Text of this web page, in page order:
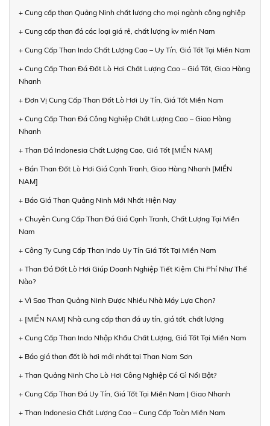
+ Cung cấp than Quảng Ninh chất lượng cho mọi ngành công nghiệp
+ Cung cấp than đá các loại giá rẻ, chất lượng kv miền Nam
+ Cung Cấp Than Indo Chất Lượng Cao – Uy Tín, Giá Tốt Tại Miền Nam
+ Cung Cấp Than Đá Đốt Lò Hơi Chất Lượng Cao – Giá Tốt, Giao Hàng
Nhanh
+ Đơn Vị Cung Cấp Than Đốt Lò Hơi Uy Tín, Giá Tốt Miền Nam
+ Cung Cấp Than Đá Công Nghiệp Chất Lượng Cao – Giao Hàng
Nhanh
+ Than Đá Indonesia Chất Lượng Cao, Giá Tốt [MIỀN NAM]
+ Bán Than Đốt Lò Hơi Giá Cạnh Tranh, Giao Hàng Nhanh [MIỀN
NAM]
+ Báo Giá Than Quảng Ninh Mới Nhất Hiện Nay
+ Chuyên Cung Cấp Than Đá Giá Cạnh Tranh, Chất Lượng Tại Miền
Nam
+ Công Ty Cung Cấp Than Indo Uy Tín Giá Tốt Tại Miền Nam
+ Than Đá Đốt Lò Hơi Giúp Doanh Nghiệp Tiết Kiệm Chi Phí Như Thế
Nào?
+ Vì Sao Than Quảng Ninh Được Nhiều Nhà Máy Lựa Chọn?
+ [MIỀN NAM] Nhà cung cấp than đá uy tín, giá tốt, chất lượng
+ Cung Cấp Than Indo Nhập Khẩu Chất Lượng, Giá Tốt Tại Miền Nam
+ Báo giá than đốt lò hơi mới nhất tại Than Nam Sơn
+ Than Quảng Ninh Cho Lò Hơi Công Nghiệp Có Gì Nổi Bật?
+ Cung Cấp Than Đá Uy Tín, Giá Tốt Tại Miền Nam | Giao Nhanh
+ Than Indonesia Chất Lượng Cao – Cung Cấp Toàn Miền Nam